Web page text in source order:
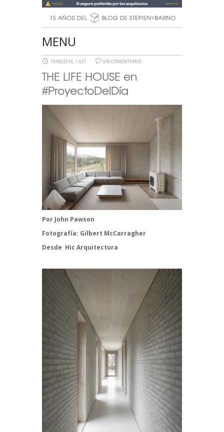
MENU
19/08/2016, 13:21 SIN COMENTARIOS
THE LIFE HOUSE en
#ProyectoDelDía
Por John Pawson
Fotografía: Gilbert McCarragher
Desde Hic Arquitectura